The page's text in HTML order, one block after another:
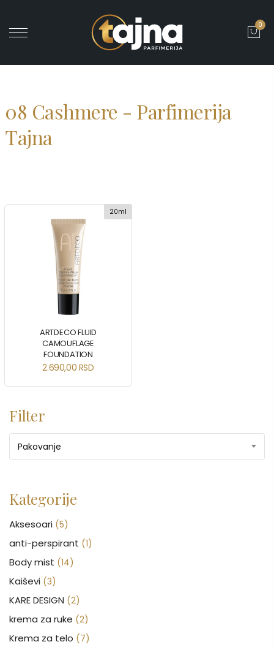
0
08 Cashmere - Parfimerija
Tajna
20ml
ARTDECO FLUID
CAMOUFLAGE
FOUNDATION
2.690,00 RSD
Filter
Pakovanje
Kategorije
Aksesoari (5)
anti-perspirant (1)
Body mist (14)
Kaiševi (3)
KARE DESIGN (2)
krema za ruke (2)
Krema za telo (7)